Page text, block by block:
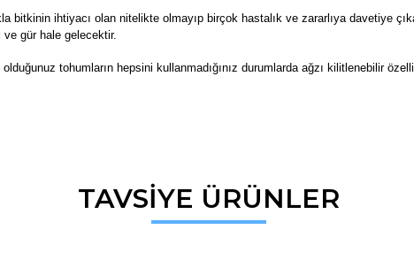
bitkinin ihtiyacı olan nitelikte olmayıp birçok hastalık ve zararlıya davetiye
gür hale gelecektir.
olduğunuz tohumların hepsini kullanmadığınız durumlarda ağzı kilitlenebilir
Bu ürüne ilk yorumu siz yapın!
ve diğer konularda yetersiz gördüğünüz noktaları öneri formunu
TAVSİYE ÜRÜNLER